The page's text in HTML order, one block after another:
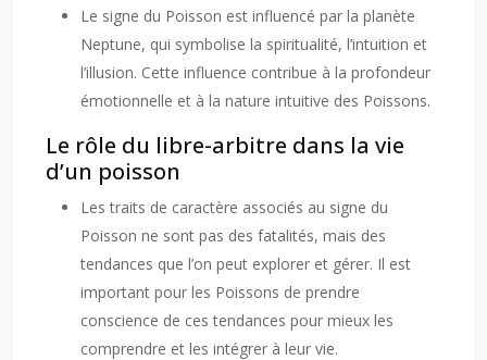
Le signe du Poisson est influencé par la planète
Neptune, qui symbolise la spiritualité, l’intuition et
l’illusion. Cette influence contribue à la profondeur
émotionnelle et à la nature intuitive des Poissons.
Le rôle du libre-arbitre dans la vie
d’un poisson
Les traits de caractère associés au signe du
Poisson ne sont pas des fatalités, mais des
tendances que l’on peut explorer et gérer. Il est
important pour les Poissons de prendre
conscience de ces tendances pour mieux les
comprendre et les intégrer à leur vie.